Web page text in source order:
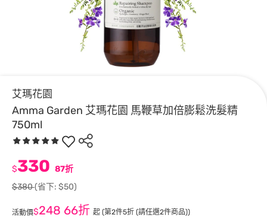
艾瑪花園
Amma Garden 艾瑪花園 馬鞭草加倍膨鬆洗髮精
750ml
$330 87折
$380(省下: $50)
活動價$248 66折 起 (第2件5折 (請任選2件商品))